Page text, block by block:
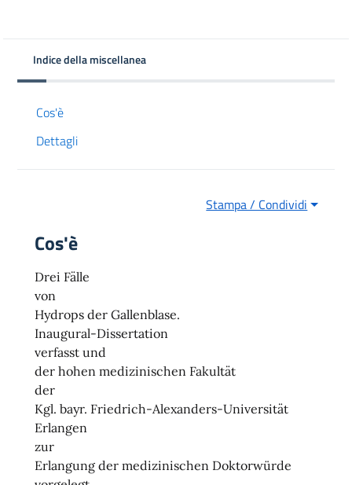
Indice della miscellanea
Cos'è
Dettagli
Stampa / Condividi
Cos'è
Drei Fälle
von
Hydrops der Gallenblase.
Inaugural-Dissertation
verfasst und
der hohen medizinischen Fakultät
der
Kgl. bayr. Friedrich-Alexanders-Universität
Erlangen
zur
Erlangung der medizinischen Doktorwürde